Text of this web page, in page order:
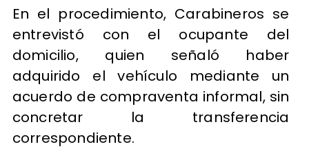
En el procedimiento, Carabineros se
entrevistó con el ocupante del
domicilio, quien señaló haber
adquirido el vehículo mediante un
acuerdo de compraventa informal, sin
concretar la transferencia
correspondiente.